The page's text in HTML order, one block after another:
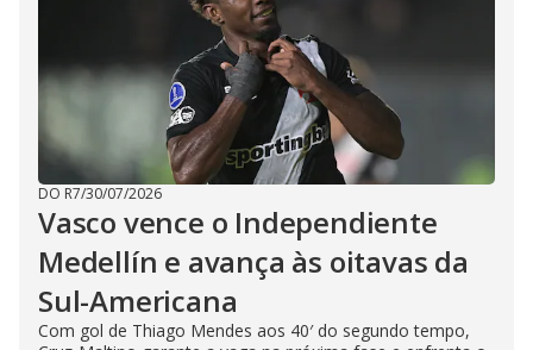
DO R7/30/07/2026
Vasco vence o Independiente
Medellín e avança às oitavas da
Sul-Americana
Com gol de Thiago Mendes aos 40′ do segundo tempo,